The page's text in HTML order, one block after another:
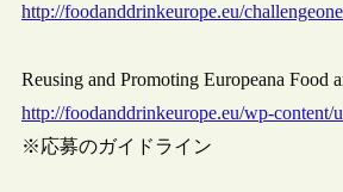
http://foodanddrinkeurope.eu/
Reusing and Promoting Europeana Food
http://foodanddrinkeurope.eu/wp-
※応募のガイドライン